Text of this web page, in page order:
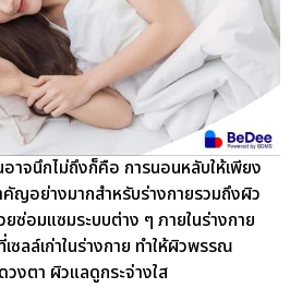
าจนึกไม่ถึงก็คือ การนอนหลับให้เพียง
ญอย่างมากสำหรับร่างกายรวมถึงผิว
ซ่อมแซมระบบต่าง ๆ ภายในร่างกาย
ซลล์เก่าในร่างกาย ทำให้ผิวพรรณ
งตา ผิวแลดูกระจ่างใส